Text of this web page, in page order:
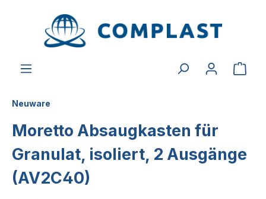
Neuware
Moretto Absaugkasten für
Granulat, isoliert, 2 Ausgänge
(AV2C40)